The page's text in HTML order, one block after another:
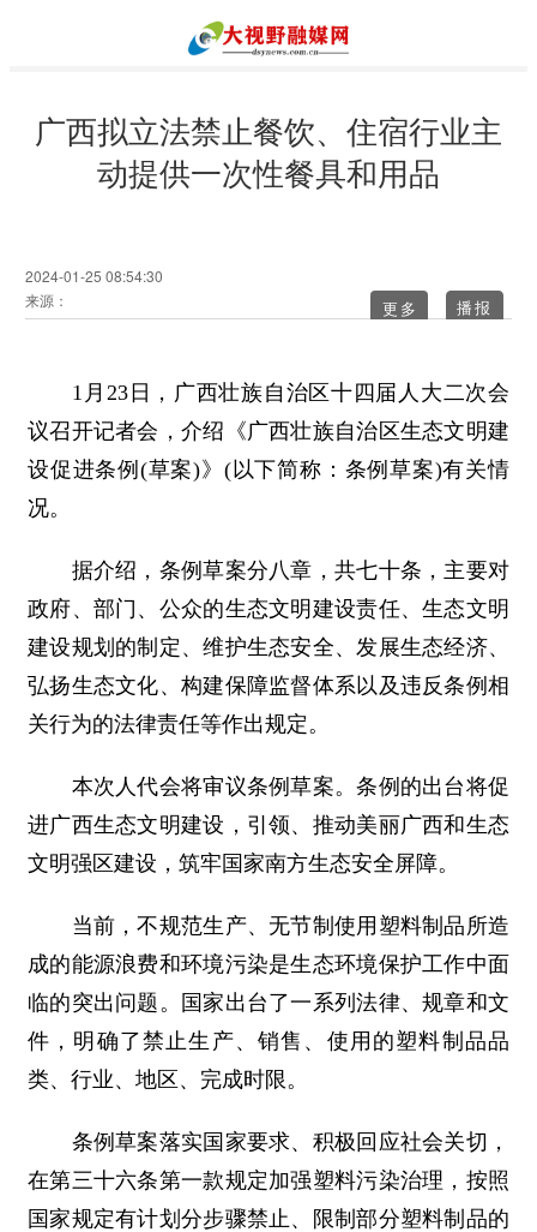
广西拟立法禁止餐饮、住宿行业主
动提供一次性餐具和用品
2024-01-25 08:54:30
来源：
更多
1月23日，广西壮族自治区十四届人大二次会
议召开记者会，介绍《广西壮族自治区生态文明建
设促进条例(草案)》(以下简称：条例草案)有关情
况。
据介绍，条例草案分八章，共七十条，主要对
政府、部门、公众的生态文明建设责任、生态文明
建设规划的制定、维护生态安全、发展生态经济、
弘扬生态文化、构建保障监督体系以及违反条例相
关行为的法律责任等作出规定。
本次人代会将审议条例草案。条例的出台将促
进广西生态文明建设，引领、推动美丽广西和生态
文明强区建设，筑牢国家南方生态安全屏障。
当前，不规范生产、无节制使用塑料制品所造
成的能源浪费和环境污染是生态环境保护工作中面
临的突出问题。国家出台了一系列法律、规章和文
件，明确了禁止生产、销售、使用的塑料制品品
类、行业、地区、完成时限。
条例草案落实国家要求、积极回应社会关切，
在第三十六条第一款规定加强塑料污染治理，按照
国家规定有计划分步骤禁止、限制部分塑料制品的